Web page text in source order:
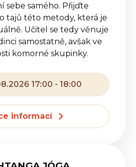
sebe samého. Přijďte
tajů této metody, která je
Učitel se tedy věnuje
samostatně, avšak ve
komorné skupinky.
17:00 - 18:00
informací